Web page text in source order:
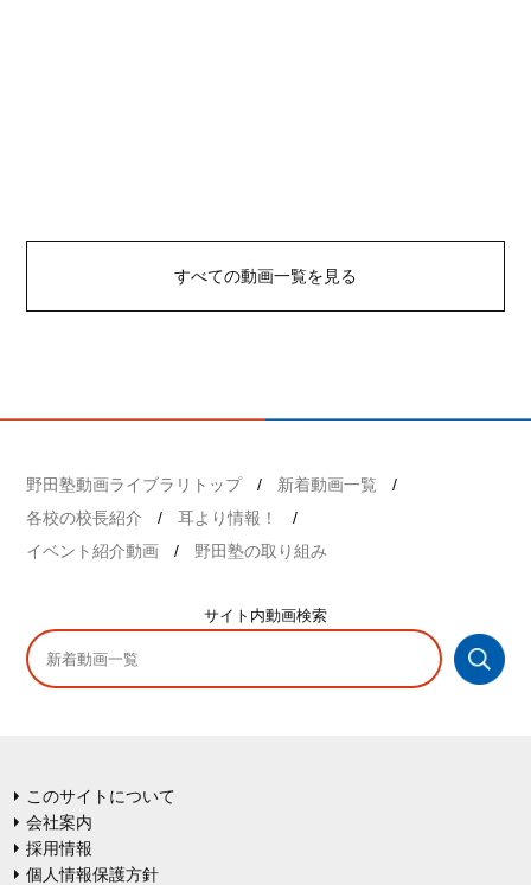
すべての動画一覧を見る
野田塾動画ライブラリトップ
新着動画一覧
各校の校長紹介
耳より情報！
イベント紹介動画
野田塾の取り組み
サイト内動画検索
このサイトについて
会社案内
採用情報
個人情報保護方針